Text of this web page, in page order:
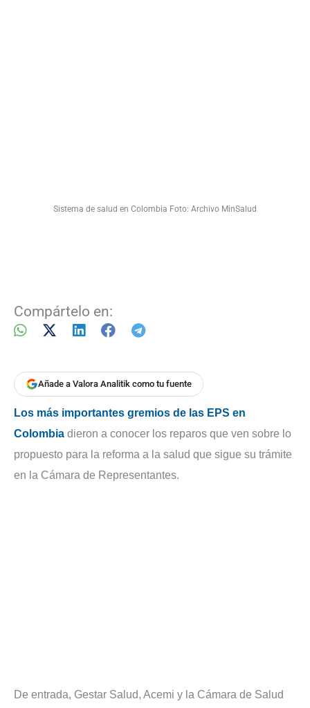
Sistema de salud en Colombia Foto: Archivo MinSalud
Compártelo en:
Añade a Valora Analitik como tu fuente
Los más importantes gremios de las EPS en
Colombia dieron a conocer los reparos que ven sobre lo
propuesto para la reforma a la salud que sigue su trámite
en la Cámara de Representantes.
De entrada, Gestar Salud, Acemi y la Cámara de Salud